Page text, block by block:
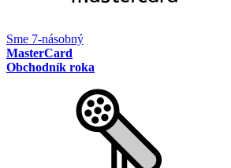
Sme 7-násobný
MasterCard
Obchodník roka